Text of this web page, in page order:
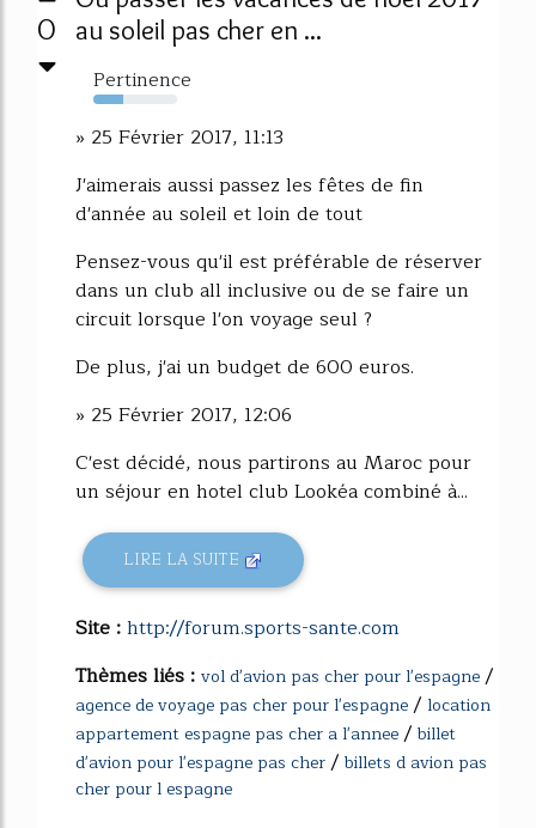
0
au soleil pas cher en ...
Pertinence
36%
» 25 Février 2017, 11:13
J'aimerais aussi passez les fêtes de fin
d'année au soleil et loin de tout
Pensez-vous qu'il est préférable de réserver
dans un club all inclusive ou de se faire un
circuit lorsque l'on voyage seul ?
De plus, j'ai un budget de 600 euros.
» 25 Février 2017, 12:06
C'est décidé, nous partirons au Maroc pour
un séjour en hotel club Lookéa combiné à...
LIRE LA SUITE
Site :http://forum.sports-sante.com
Thèmes liés : vol d'avion pas cher pour l'espagne/
agence de voyage pas cher pour l'espagne/ location
appartement espagne pas cher a l'annee/ billet
d'avion pour l'espagne pas cher/ billets d avion pas
cher pour l espagne